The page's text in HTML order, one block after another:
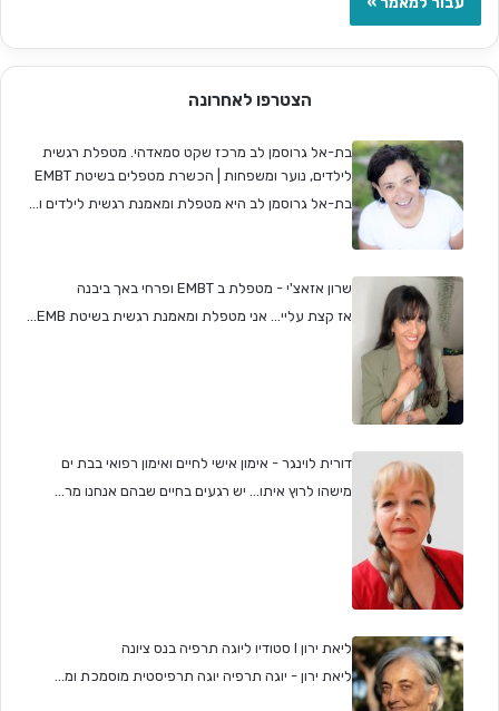
הצטרפו לאחרונה
בת-אל גרוסמן לב מרכז שקט סמאדהי. מטפלת רגשית
לילדים, נוער ומשפחות | הכשרת מטפלים בשיטת EMBT
בת-אל גרוסמן לב היא מטפלת ומאמנת רגשית לילדים ו...
שרון אזאצ'י - מטפלת ב EMBT ופרחי באך ביבנה
אז קצת עליי... אני מטפלת ומאמנת רגשית בשיטת EMB...
דורית לוינגר - אימון אישי לחיים ואימון רפואי בבת ים
מישהו לרוץ איתו... יש רגעים בחיים שבהם אנחנו מר...
ליאת ירון I סטודיו ליוגה תרפיה בנס ציונה
ליאת ירון - יוגה תרפיה יוגה תרפיסטית מוסמכת ומ...